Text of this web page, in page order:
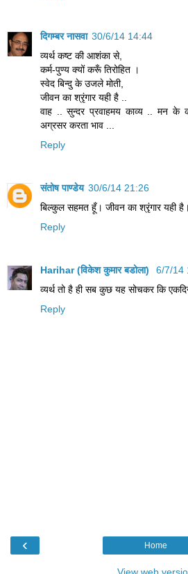
दिगम्बर नासवा 30/6/14 14:44
व्यर्थ कष्ट की आशंका से,
कर्म-पुण्य क्यों करूँ तिरोहित ।
स्वेद बिन्दु के उजले मोती,
जीवन का श्रृंगार यही है ..
वाह .. सुन्दर प्रवाहमय काव्य .. मन के
अग्रसर करता भाव ...
Reply
संतोष पाण्डेय 30/6/14 21:26
बिल्कुल सहमत हूँ। जीवन का श्रृंगार यही है।
Reply
Harihar (विकेश कुमार बडोला)
6/7/14
व्‍यर्थ तो है ही सब कुछ यह सोचकर कि
Reply
‹ Home